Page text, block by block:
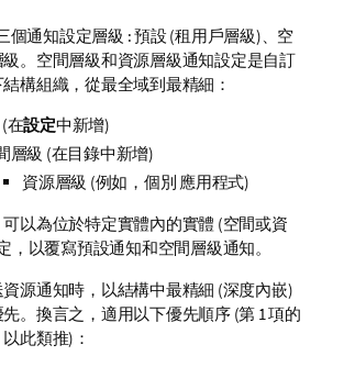
個通知設定層級 : 預設 (租用戶層級)、空
。空間層級和資源層級通知設定是自訂
構組織，從最全域到最精細：
在設定中新增)
層級 (在目錄中新增)
資源層級 (例如，個別 應用程式)
以為位於特定實體內的實體 (空間或資
，以覆寫預設通知和空間層級通知。
源通知時，以結構中最精細 (深度內嵌)
。換言之，適用以下優先順序 (第 1 項的
此類推)：